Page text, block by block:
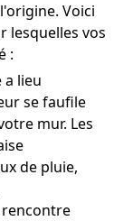
Voici
lesquelles vos
:
a lieu
se faufile
mur. Les
de pluie,